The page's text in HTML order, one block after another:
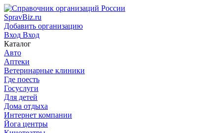
SpravBiz.ru
Добавить организацию
Вход Вход
Каталог
Авто
Аптеки
Ветеринарные клиники
Где поесть
Госуслуги
Для детей
Дома отдыха
Интернет компании
Йога центры